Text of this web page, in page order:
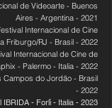
de Videoarte - Buenos
Aires - Argentina - 2021
Internacional de Cine
Friburgo/RJ - Brasil - 2022
Internacional de Cine de
- Palermo - Italia - 2022
Campos do Jordão - Brasil
- 2022
IBRIDA - Forlì - Italia - 2023